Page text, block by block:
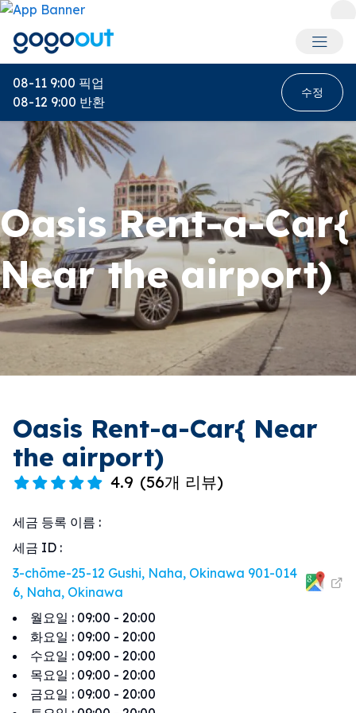
회원 메
08-11 9:00 픽업
08-12 9:00 반환
수정
Oasis Rent-a-Car{
Near the airport)
Oasis Rent-a-Car{ Near
the airport)
4.9 (56개 리뷰)
세금 등록 이름 :
세금 ID :
3-chōme-25-12 Gushi, Naha, Okinawa 901-014
6, Naha, Okinawa
월요일 : 09:00 - 20:00
화요일 : 09:00 - 20:00
수요일 : 09:00 - 20:00
목요일 : 09:00 - 20:00
금요일 : 09:00 - 20:00